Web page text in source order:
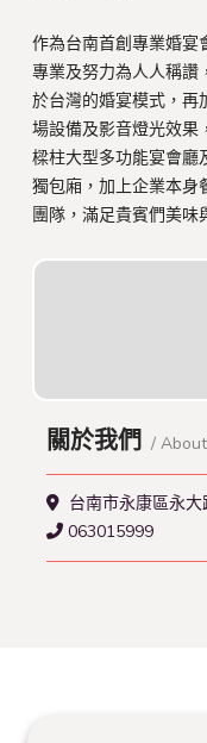
作為台南首創專業婚宴
專業及努力為人人稱讚
於台灣的婚宴模式，再
場設備及影音燈光效果
樑柱大型多功能宴會廳
獨包廂，加上企業本身
團隊，滿足貴賓們美味
關於我們 /
台南市永康區永
063015999